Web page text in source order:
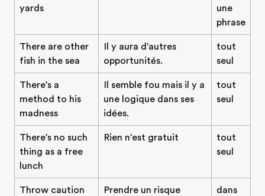
yards
une
phrase
There are other
fish in the sea
Il y aura d'autres
opportunités.
tout
seul
There's a
method to his
madness
Il semble fou mais il y a
une logique dans ses
idées.
tout
seul
There's no such
thing as a free
lunch
Rien n'est gratuit
tout
seul
Throw caution
Prendre un risque
dans